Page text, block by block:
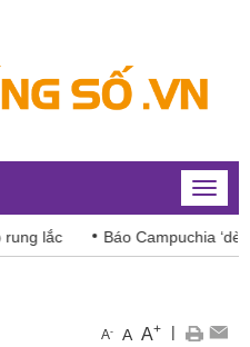
Toggle
Báo Campuchia ‘dè
A- A A+ |